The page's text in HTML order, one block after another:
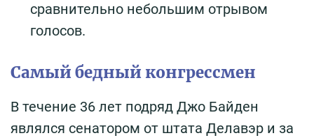
сравнительно небольшим отрывом
голосов.
Самый бедный конгрессмен
В течение 36 лет подряд Джо Байден
являлся сенатором от штата Делавэр и за